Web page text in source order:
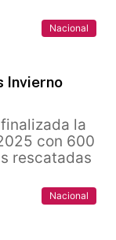
Nacional
Invierno
la
con 600
rescatadas
Nacional